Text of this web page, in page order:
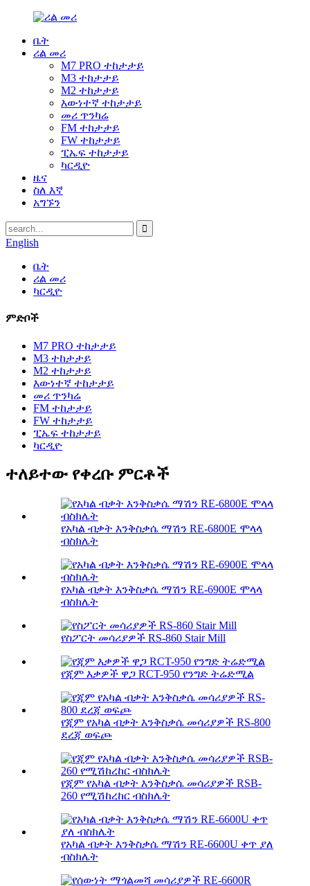
ቤት
ሪል መሪ
M7 PRO ተከታታይ
M3 ተከታታይ
M2 ተከታታይ
እውነተኛ ተከታታይ
መሪ ጥንካሬ
FM ተከታታይ
FW ተከታታይ
ፒኤፍ ተከታታይ
ካርዲዮ
ዜና
ስለ እኛ
አግኙን
English
ቤት
ሪል መሪ
ካርዲዮ
ምድቦች
M7 PRO ተከታታይ
M3 ተከታታይ
M2 ተከታታይ
እውነተኛ ተከታታይ
መሪ ጥንካሬ
FM ተከታታይ
FW ተከታታይ
ፒኤፍ ተከታታይ
ካርዲዮ
ተለይተው የቀረቡ ምርቶች
የአካል ብቃት እንቅስቃሴ ማሽን RE-6800E ሞላላ
ብስክሌት
የአካል ብቃት እንቅስቃሴ ማሽን RE-6900E ሞላላ
ብስክሌት
የስፖርት መሳሪያዎች RS-860 Stair Mill
የጂም እቃዎች ዋጋ RCT-950 የንግድ ትሬድሚል
የጂም የአካል ብቃት እንቅስቃሴ መሳሪያዎች RS-800
ደረጃ ወፍጮ
የጂም የአካል ብቃት እንቅስቃሴ መሳሪያዎች RSB-
260 የሚሽከረከር ብስክሌት
የአካል ብቃት እንቅስቃሴ ማሽን RE-6600U ቀጥ ያለ
ብስክሌት